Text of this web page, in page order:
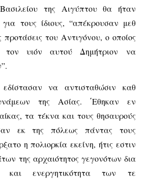
της Αιγύπτου θα ήταν
τους ίδιους, “απέκρουσαν μεθ
προτάσεις του Αντιγόνου, ο οποίος
τον υιόν αυτού Δημήτριον να
να αντισταθώσιν καθ
της Ασίας. ΄Εθηκαν εν
τα τέκνα και τους θησαυρούς
εκ της πόλεως πάντας τους
η πολιορκία εκείνη, ήτις εστιν
της αρχαιότητος γεγονότων δια
και ενεργητικότητα των τε